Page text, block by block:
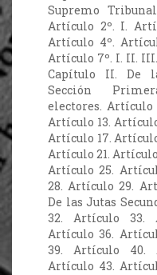
Supremo
Artículo 2º. I.
Artículo 4º.
Artículo 7º. I. II.
Capítulo II. De
Sección
electores. Artículo
Artículo 13.
Artículo 17.
Artículo 21.
Artículo 25.
28. Artículo 29.
De las Jutas
32. Artículo 33.
Artículo 36.
39. Artículo 40.
Artículo 43.